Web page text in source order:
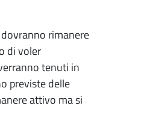
rimanere
di voler
tenuti in
previste delle
attivo ma si